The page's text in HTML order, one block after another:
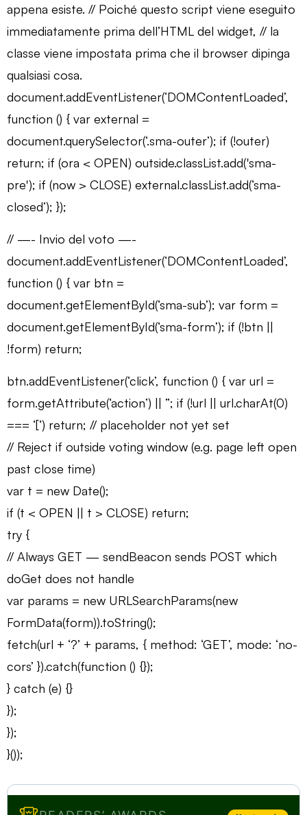
appena esiste. // Poiché questo script viene eseguito
immediatamente prima dell’HTML del widget, // la
classe viene impostata prima che il browser dipinga
qualsiasi cosa.
document.addEventListener(‘DOMContentLoaded’,
function () { var external =
document.querySelector(‘.sma-outer’); if (!outer)
return; if (ora < OPEN) outside.classList.add('sma-
pre'); if (now > CLOSE) external.classList.add(‘sma-
closed’); });
// —- Invio del voto —-
document.addEventListener(‘DOMContentLoaded’,
function () { var btn =
document.getElementById(‘sma-sub’); var form =
document.getElementById(‘sma-form’); if (!btn ||
!form) return;
btn.addEventListener(‘click’, function () { var url =
form.getAttribute(‘action’) || ”; if (!url || url.charAt(0)
=== ‘[‘) return; // placeholder not yet set
// Reject if outside voting window (e.g. page left open
past close time)
var t = new Date();
if (t < OPEN || t > CLOSE) return;
try {
// Always GET — sendBeacon sends POST which
doGet does not handle
var params = new URLSearchParams(new
FormData(form)).toString();
fetch(url + ‘?’ + params, { method: ‘GET’, mode: ‘no-
cors’ }).catch(function () {});
} catch (e) {}
});
});
}());